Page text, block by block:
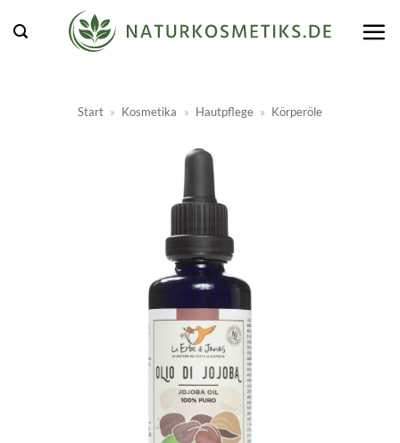
Inhalt
Start » Kosmetika » Hautpflege » Körperöle